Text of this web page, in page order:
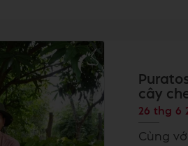
cây
26 thg 6
Cùng